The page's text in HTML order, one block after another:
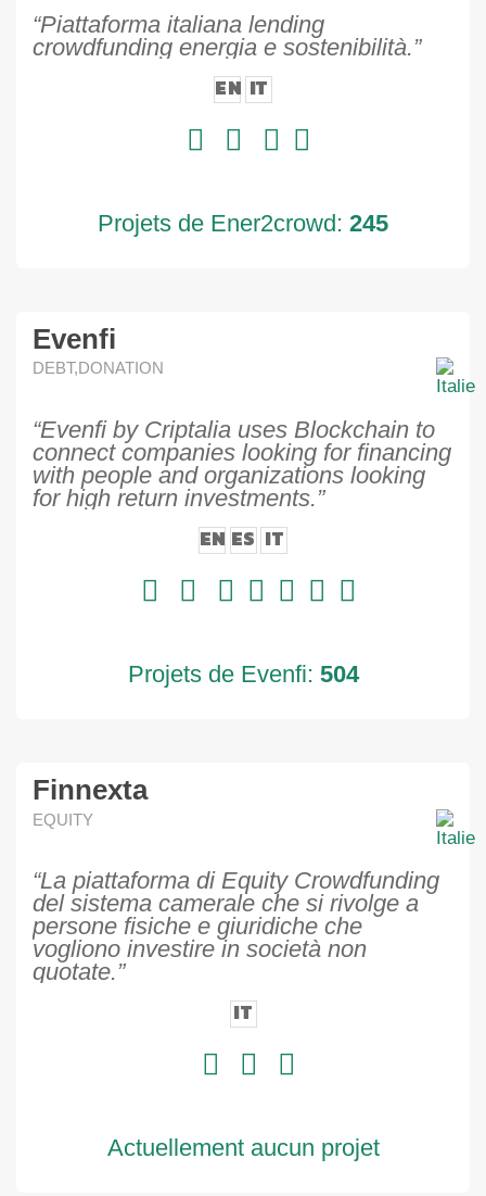
“Piattaforma italiana lending
crowdfunding energia e sostenibilità.”
EN IT
Projets de Ener2crowd: 245
Evenfi
DEBT,DONATION
“Evenfi by Criptalia uses Blockchain to
connect companies looking for financing
with people and organizations looking
for high return investments.”
EN ES IT
Projets de Evenfi: 504
Finnexta
EQUITY
“La piattaforma di Equity Crowdfunding
del sistema camerale che si rivolge a
persone fisiche e giuridiche che
vogliono investire in società non
quotate.”
IT
Actuellement aucun projet